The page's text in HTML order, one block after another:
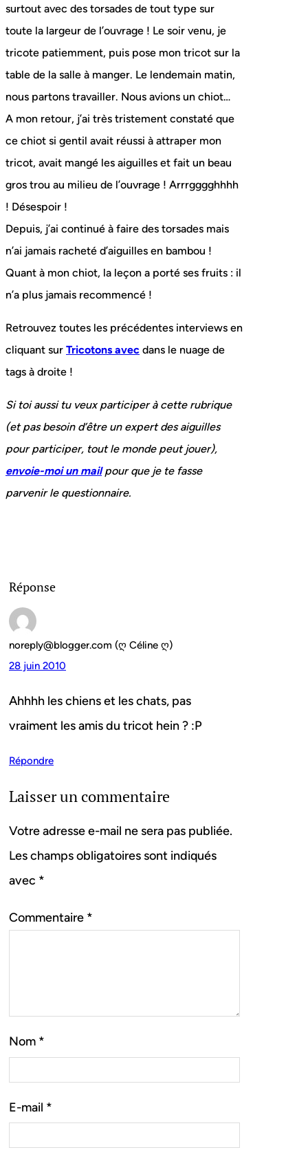
surtout avec des torsades de tout type sur
toute la largeur de l’ouvrage ! Le soir venu, je
tricote patiemment, puis pose mon tricot sur la
table de la salle à manger. Le lendemain matin,
nous partons travailler. Nous avions un chiot…
A mon retour, j’ai très tristement constaté que
ce chiot si gentil avait réussi à attraper mon
tricot, avait mangé les aiguilles et fait un beau
gros trou au milieu de l’ouvrage ! Arrrgggghhhh
! Désespoir !
Depuis, j’ai continué à faire des torsades mais
n’ai jamais racheté d’aiguilles en bambou !
Quant à mon chiot, la leçon a porté ses fruits : il
n’a plus jamais recommencé !
Retrouvez toutes les précédentes interviews en
cliquant sur Tricotons avec dans le nuage de
tags à droite !
Si toi aussi tu veux participer à cette rubrique
(et pas besoin d’être un expert des aiguilles
pour participer, tout le monde peut jouer),
envoie-moi un mailpour que je te fasse
parvenir le questionnaire.
Réponse
noreply@blogger.com (ღ Céline ღ)
28 juin 2010
Ahhhh les chiens et les chats, pas
vraiment les amis du tricot hein ? :P
Répondre
Laisser un commentaire
Votre adresse e-mail ne sera pas publiée.
Les champs obligatoires sont indiqués
avec *
Commentaire *
Nom *
E-mail *